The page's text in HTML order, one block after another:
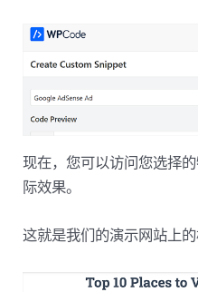
现在，您可以访问您选择
际效果。
这就是我们的演示网站上的